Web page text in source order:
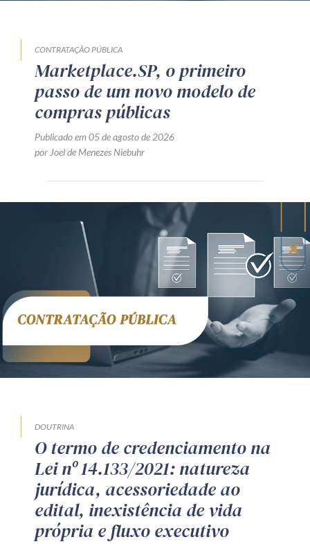
CONTRATAÇÃO PÚBLICA
Marketplace.SP, o primeiro
passo de um novo modelo de
compras públicas
Publicado em 05 de agosto de 2026
por Joel de Menezes Niebuhr
DOUTRINA
O termo de credenciamento na
Lei nº 14.133/2021: natureza
jurídica, acessoriedade ao
edital, inexistência de vida
própria e fluxo executivo